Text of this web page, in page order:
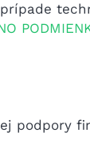
podpory